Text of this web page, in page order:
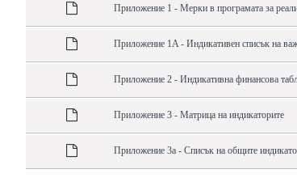
Приложение 1 - Мерки в програмата за
Приложение 1A - Индикативен списък на
Приложение 2 - Индикативна финансова
Приложение 3 - Матрица на индикаторите
Приложение 3а - Списък на общите